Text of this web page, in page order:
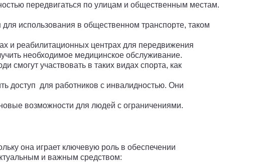
передвигаться по улицам и общественным местам.
использования в общественном транспорте, таком
и реабилитационных центрах для передвижения
необходимое медицинское обслуживание.
участвовать в таких видах спорта, как
доступ для работников с инвалидностью. Они
возможности для людей с ограничениями.
она играет ключевую роль в обеспечении
и важным средством: